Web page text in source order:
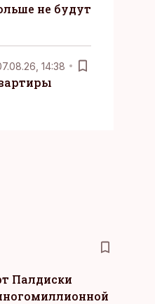
не будут
14:38
Палдиски